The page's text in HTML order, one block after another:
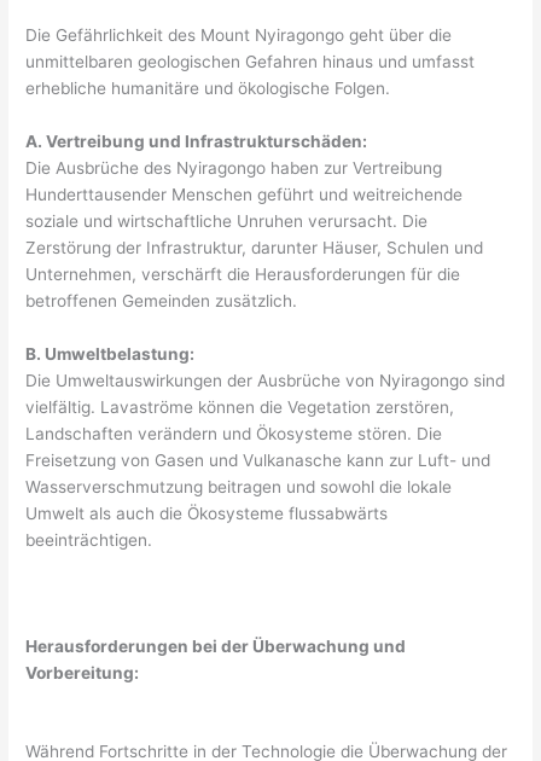
Die Gefährlichkeit des Mount Nyiragongo geht über die
unmittelbaren geologischen Gefahren hinaus und umfasst
erhebliche humanitäre und ökologische Folgen.
A. Vertreibung und Infrastrukturschäden:
Die Ausbrüche des Nyiragongo haben zur Vertreibung
Hunderttausender Menschen geführt und weitreichende
soziale und wirtschaftliche Unruhen verursacht. Die
Zerstörung der Infrastruktur, darunter Häuser, Schulen und
Unternehmen, verschärft die Herausforderungen für die
betroffenen Gemeinden zusätzlich.
B. Umweltbelastung:
Die Umweltauswirkungen der Ausbrüche von Nyiragongo sind
vielfältig. Lavaströme können die Vegetation zerstören,
Landschaften verändern und Ökosysteme stören. Die
Freisetzung von Gasen und Vulkanasche kann zur Luft- und
Wasserverschmutzung beitragen und sowohl die lokale
Umwelt als auch die Ökosysteme flussabwärts
beeinträchtigen.
Herausforderungen bei der Überwachung und
Vorbereitung:
Während Fortschritte in der Technologie die Überwachung der